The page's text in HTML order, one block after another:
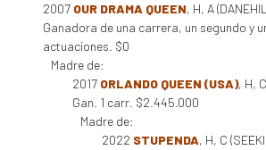
2007 OUR DRAMA QUEEN, H, A
Ganadora de una carrera, un segundo y
actuaciones. $0
Madre de:
2017 ORLANDO QUEEN (USA), H,
Gan. 1 carr. $2.445.000
Madre de:
2022 STUPENDA, H, C